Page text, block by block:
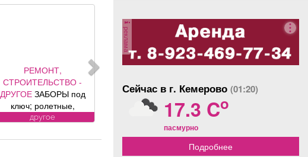
РЕМОНТ,
СТРОИТЕЛЬСТВО -
ДРУГОЕЗАБОРЫ под
ключ; ролетные,
секционные ворота (от
представителя
другое
реклама
Сейчас в г. Кемерово (01:20)
17.3 Co
пасмурно
Подробнее